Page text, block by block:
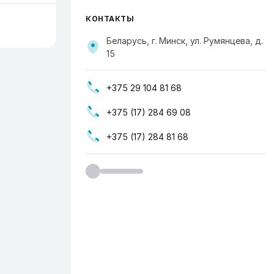
КОНТАКТЫ
Беларусь, г. Минск, ул. Румянцева, д.
15
+375 29 104 81 68
+375 (17) 284 69 08
+375 (17) 284 81 68